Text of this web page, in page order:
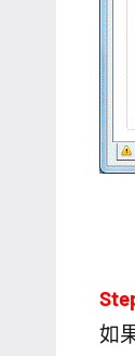
如